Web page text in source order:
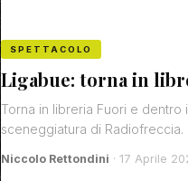
SPETTACOLO
Ligabue: torna in
Torna in libreria Fuori e
sceneggiatura di Radiofreccia.
Niccolo Rettondini · 17 Aprile